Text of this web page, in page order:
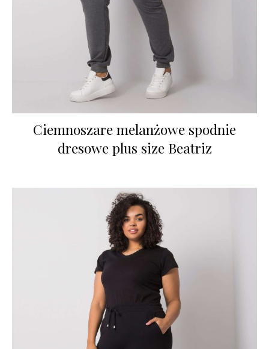
Ciemnoszare melanżowe spodnie
dresowe plus size Beatriz